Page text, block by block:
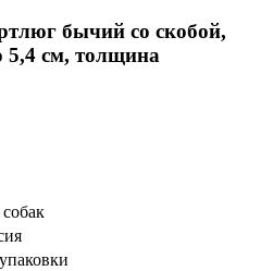
бычий со скобой,
5,4 см, толщина